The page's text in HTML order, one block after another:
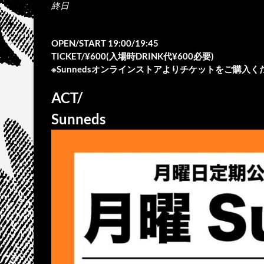
終日
OPEN/START 19:00/19:45
TICKET/¥600(入場時DRINK代¥600必要)
※Sunnedsオンラインストアよりチケットをご購入く
ACT/
Sunneds